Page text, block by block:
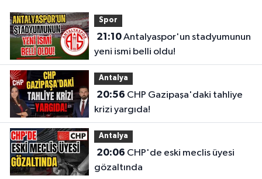
Spor
21:10Antalyaspor'un stadyumunun
yeni ismi belli oldu!
Antalya
20:56
krizi yargıda!
Antalya
20:06
gözaltında